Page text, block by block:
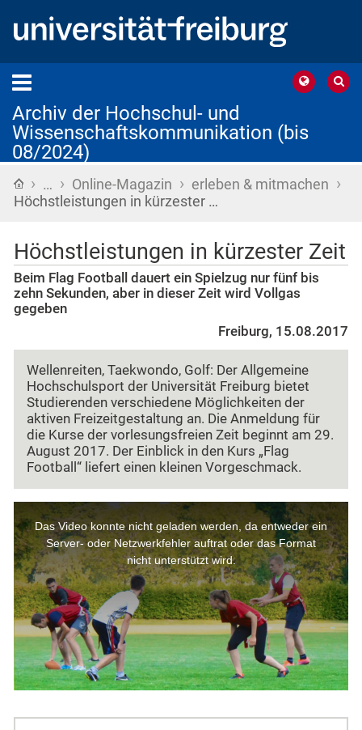
Archiv der Hochschul- und
Wissenschaftskommunikation (bis
08/2024)
Startseite
› … › Online-Magazin › erleben & mitmachen ›
Höchstleistungen in kürzester …
Höchstleistungen in kürzester Zeit
Beim Flag Football dauert ein Spielzug nur fünf bis
zehn Sekunden, aber in dieser Zeit wird Vollgas
gegeben
Freiburg, 15.08.2017
Wellenreiten, Taekwondo, Golf: Der Allgemeine
Hochschulsport der Universität Freiburg bietet
Studierenden verschiedene Möglichkeiten der
aktiven Freizeitgestaltung an. Die Anmeldung für
die Kurse der vorlesungsfreien Zeit beginnt am 29.
August 2017. Der Einblick in den Kurs „Flag
Football“ liefert einen kleinen Vorgeschmack.